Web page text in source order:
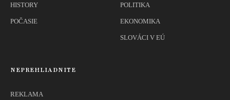
HISTORY
POČASIE
POLITIKA
EKONOMIKA
SLOVÁCI V EÚ
NEPREHLIADNITE
REKLAMA